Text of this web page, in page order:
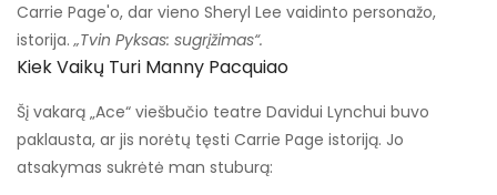
Carrie Page'o, dar vieno Sheryl Lee vaidinto personažo,
istorija.„Tvin Pyksas: sugrįžimas“.
Kiek Vaikų Turi Manny Pacquiao
Šį vakarą „Ace“ viešbučio teatre Davidui Lynchui buvo
paklausta, ar jis norėtų tęsti Carrie Page istoriją. Jo
atsakymas sukrėtė man stuburą: